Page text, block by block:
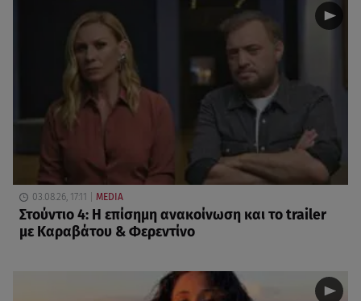
03.08.26, 17:11 MEDIA
Στούντιο 4: Η επίσημη ανακοίνωση και το trailer
με Καραβάτου & Φερεντίνο